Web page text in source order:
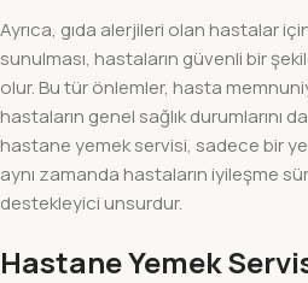
Ayrıca, gıda alerjileri olan hastalar
sunulması, hastaların güvenli bir
olur. Bu tür önlemler, hasta
hastaların genel sağlık durumlarını
hastane yemek servisi, sadece bir
aynı zamanda hastaların iyileşme
destekleyici unsurdur.
Hastane Yemek